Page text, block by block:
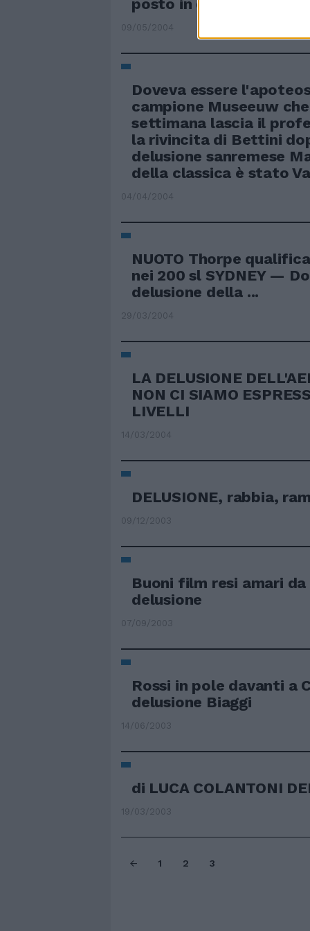
posto in qualifica era
09/05/2004
Doveva essere
campione Museeuw
settimana lascia il
la rivincita di Bettini
delusione sanremese
della classica è stato
04/04/2004
NUOTO Thorpe
nei 200 sl SYDNEY —
delusione della ...
29/03/2004
LA DELUSIONE
NON CI SIAMO
LIVELLI
14/03/2004
DELUSIONE, rabbia,
09/12/2003
Buoni film resi amari da
delusione
07/09/2003
Rossi in pole davanti a
delusione Biaggi
14/06/2003
di LUCA COLANTONI
19/03/2003
1 2 3